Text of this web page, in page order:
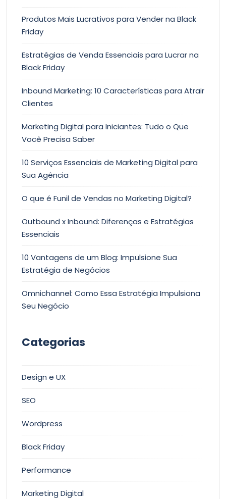
Produtos Mais Lucrativos para Vender na Black
Friday
Estratégias de Venda Essenciais para Lucrar na
Black Friday
Inbound Marketing: 10 Características para Atrair
Clientes
Marketing Digital para Iniciantes: Tudo o Que
Você Precisa Saber
10 Serviços Essenciais de Marketing Digital para
Sua Agência
O que é Funil de Vendas no Marketing Digital?
Outbound x Inbound: Diferenças e Estratégias
Essenciais
10 Vantagens de um Blog: Impulsione Sua
Estratégia de Negócios
Omnichannel: Como Essa Estratégia Impulsiona
Seu Negócio
Categorias
Design e UX
SEO
Wordpress
Black Friday
Performance
Marketing Digital